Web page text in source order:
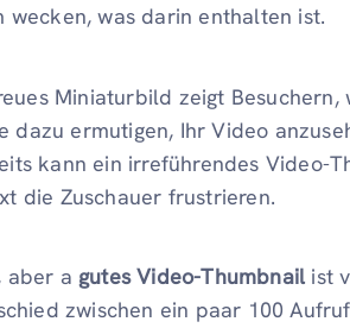
was darin enthalten ist.
Miniaturbild zeigt Besuchern,
dazu ermutigen, Ihr Video
kann ein irreführendes Video-
die Zuschauer frustrieren.
aber a gutes Video-Thumbnail ist
zwischen ein paar 100